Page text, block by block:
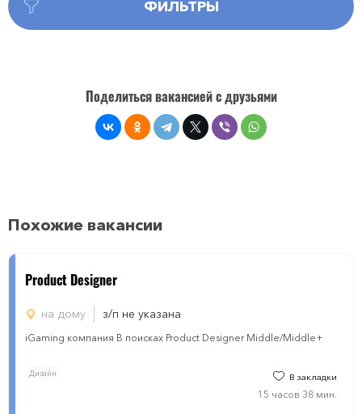
ФИЛЬТРЫ
Поделиться вакансией с друзьями
Похожие вакансии
Product Designer
на дому з/п не указана
iGaming компания В поисках Product Designer Middle/Middle+
Дизайн В закладки
15 часов 38 мин.